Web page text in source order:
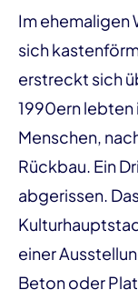
Im ehemaligen
sich
erstreckt sich
1990ern
Menschen,
Rückbau. Ein
abgerissen.
einer
Beton oder